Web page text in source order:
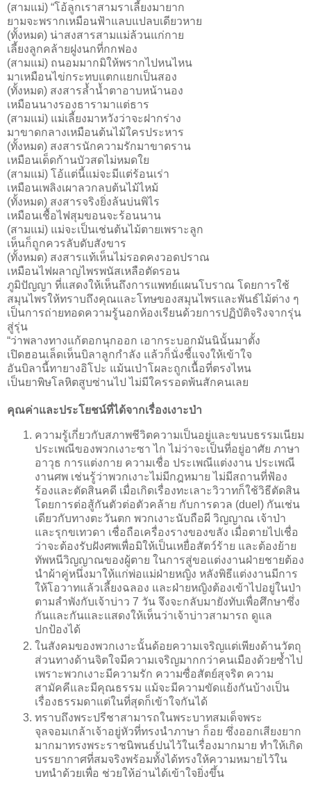
(สามแม่) “โอ้ลูกเราสามราเลี้ยงมายาก
ยามจะพรากเหมือนฟ้าแลบแปลบเดียวหาย
(ทั้งหมด) น่าสงสารสามแม่ล้วนแก่กาย
เลี้ยงลูกคล้ายฝูงนกที่กกฟอง
(สามแม่) ถนอมมากมิให้พรากไปหนไหน
มาเหมือนไข่กระทบแตกแยกเป็นสอง
(ทั้งหมด) สงสารล้ำน้ำตาอาบหน้านอง
เหมือนนางรองธารามาแต่ธาร
(สามแม่) แม่เลี้ยงมาหวังว่าจะฝากร่าง
มาขาดกลางเหมือนต้นไม้ใครประหาร
(ทั้งหมด) สงสารนักความรักมาขาดราน
เหมือนเด็ดก้านบัวสดไม่หมดใย
(สามแม่) โอ้แต่นี้แม่จะมีแต่ร้อนเร่า
เหมือนเพลิงเผาลวกลบต้นไม้ไหม้
(ทั้งหมด) สงสารจริงยิ่งล้นบ่นพิไร
เหมือนเชื้อไฟสุมขอนจะร้อนนาน
(สามแม่) แม่จะเป็นเช่นต้นไม้ตายเพราะลูก
เห็นก็ถูกควรลับดับสังขาร
(ทั้งหมด) สงสารแท้เห็นไม่รอดคงวอดปราณ
เหมือนไฟผลาญไพรพนัสเหลือตัดรอน
ภูมิปัญญา ที่แสดงให้เห็นถึงการแพทย์แผนโบราณ โดยการใช้
สมุนไพรให้ทราบถึงคุณและโทษของสมุนไพรและพันธ์ไม้ต่าง ๆ
เป็นการถ่ายทอดความรู้นอกห้องเรียนด้วยการปฏิบัติจริงจากรุ่น
สู่รุ่น
“ว่าพลางทางแก้ตอกนุกออก เอากระบอกมันนินั้นมาตั้ง
เปิดฮอนเล็ดเห็นบิลาลูกกำลัง แล้วก็นั่งชี้แจงให้เข้าใจ
อันบิลานี้ทายางอิโปะ แม้นเป่าโผละถูกเนื้อที่ตรงไหน
เป็นยาพิษโลหิตสูบซ่านไป ไม่มีใครรอดพ้นสักคนเลย
คุณค่าและประโยชน์ที่ได้จากเรื่องเงาะป่า
ความรู้เกี่ยวกับสภาพชีวิตความเป็นอยู่และขนบธรรมเนียม
ประเพณีของพวกเงาะซา ไก ไม่ว่าจะเป็นที่อยู่อาศัย ภาษา
อาวุธ การแต่งกาย ความเชื่อ ประเพณีแต่งงาน ประเพณี
งานศพ เช่นรู้ว่าพวกเงาะไม่มีกฎหมาย ไม่มีสถานที่ฟ้อง
ร้องและตัดสินคดี เมื่อเกิดเรื่องทะเลาะวิวาทก็ใช้วิธีตัดสิน
โดยการต่อสู้กันตัวต่อตัวคล้าย กับการดวล (duel) กันเช่น
เดียวกับทางตะวันตก พวกเงาะนับถือผี วิญญาณ เจ้าป่า
และรุกขเทวดา เชื่อถือเครื่องรางของขลัง เมื่อตายไปเชื่อ
ว่าจะต้องรับฝังศพเพื่อมิให้เป็นเหยื่อสัตว์ร้าย และต้องย้าย
ทัพหนีวิญญาณของผู้ตาย ในการสู่ขอแต่งงานฝ่ายชายต้อง
นำผ้าคู่หนึ่งมาให้แก่พ่อแม่ฝ่ายหญิง หลังพิธีแต่งงานมีการ
ให้โอวาทแล้วเลี้ยงฉลอง และฝ่ายหญิงต้องเข้าไปอยู่ในป่า
ตามลำพังกับเจ้าบ่าว 7 วัน จึงจะกลับมายังทับเพื่อศึกษาซึ่ง
กันและกันและแสดงให้เห็นว่าเจ้าบ่าวสามารถ ดูแล
ปกป้องได้
ในสังคมของพวกเงาะนั้นด้อยความเจริญแต่เพียงด้านวัตถุ
ส่วนทางด้านจิตใจมีความเจริญมากกว่าคนเมืองด้วยซ้ำไป
เพราะพวกเงาะมีความรัก ความซื่อสัตย์สุจริต ความ
สามัคคีและมีคุณธรรม แม้จะมีความขัดแย้งกันบ้างเป็น
เรื่องธรรมดาแต่ในที่สุดก็เข้าใจกันได้
ทราบถึงพระปรีชาสามารถในพระบาทสมเด็จพระ
จุลจอมเกล้าเจ้าอยู่หัวที่ทรงนำภาษา ก็อย ซึ่งออกเสียงยาก
มากมาทรงพระราชนิพนธ์ปนไว้ในเรื่องมากมาย ทำให้เกิด
บรรยากาศที่สมจริงพร้อมทั้งได้ทรงให้ความหมายไว้ใน
บทนำด้วยเพื่อ ช่วยให้อ่านได้เข้าใจยิ่งขึ้น